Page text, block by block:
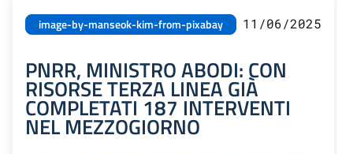
image-by-manseok-kim-from-pixabay 11/06/2025
PNRR, MINISTRO ABODI: CON
RISORSE TERZA LINEA GIÀ
COMPLETATI 187 INTERVENTI
NEL MEZZOGIORNO